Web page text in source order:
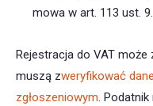
mowa w art. 113 ust. 9.
Rejestracja do VAT
muszą zweryfikować
zgłoszeniowym.